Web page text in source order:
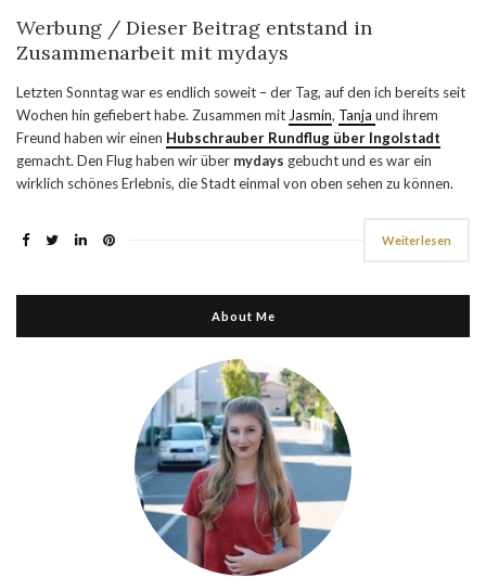
Werbung / Dieser Beitrag entstand in
Zusammenarbeit mit mydays
Letzten Sonntag war es endlich soweit – der Tag, auf den ich bereits seit
Wochen hin gefiebert habe. Zusammen mit Jasmin, Tanja und ihrem
Freund haben wir einen Hubschrauber Rundflug über Ingolstadt
gemacht. Den Flug haben wir über mydays gebucht und es war ein
wirklich schönes Erlebnis, die Stadt einmal von oben sehen zu können.
Weiterlesen
About Me